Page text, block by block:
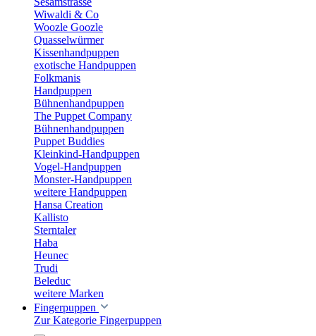
Wiwaldi & Co
Woozle Goozle
Quasselwürmer
Kissenhandpuppen
exotische Handpuppen
Folkmanis
Handpuppen
Bühnenhandpuppen
The Puppet Company
Bühnenhandpuppen
Puppet Buddies
Kleinkind-Handpuppen
Vogel-Handpuppen
Monster-Handpuppen
weitere Handpuppen
Hansa Creation
Kallisto
Sterntaler
Haba
Heunec
Trudi
Beleduc
weitere Marken
Fingerpuppen
Zur Kategorie Fingerpuppen